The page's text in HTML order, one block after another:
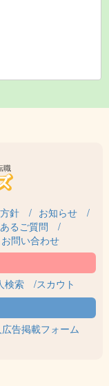
職
針
お知らせ
るご質問
お問い合わせ
検索 スカウト
告掲載フォーム